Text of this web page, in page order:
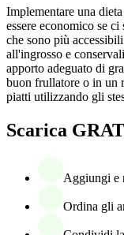
Implementare una
essere economico se
che sono più
all'ingrosso e
apporto adeguato di
buon frullatore o in un
piatti utilizzando gli
Scarica
Aggiungi e
Ordina gli